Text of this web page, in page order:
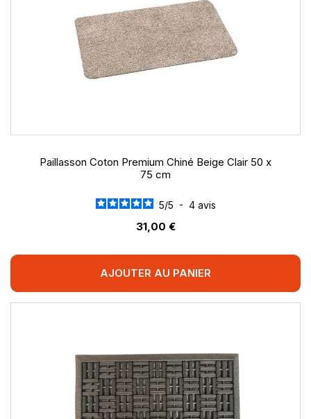
Paillasson Coton Premium Chiné Beige Clair 50 x
75 cm
5/5 - 4 avis
31,00 €
AJOUTER AU PANIER